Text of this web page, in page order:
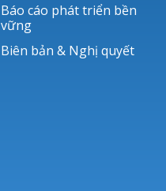
Báo cáo phát triển bền
vững
Biên bản & Nghị quyết